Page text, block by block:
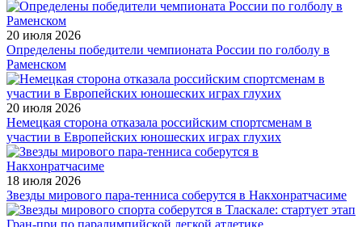
20 июля 2026
Определены победители чемпионата России по голболу в
Раменском
20 июля 2026
Немецкая сторона отказала российским спортсменам в
участии в Европейских юношеских играх глухих
18 июля 2026
Звезды мирового пара-тенниса соберутся в Накхонратчасиме